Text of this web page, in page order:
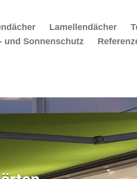
Lamellendächer
und Sonnenschutz